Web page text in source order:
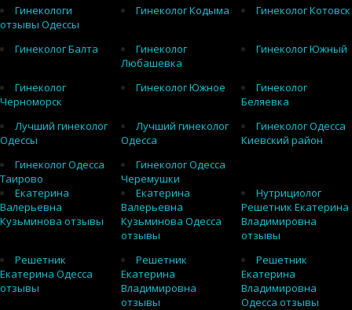
Гинекологи
отзывы Одессы
Гинеколог Кодыма Гинеколог Котовск
Гинеколог Балта
Гинеколог
Любашевка
Гинеколог Южный
Гинеколог
Черноморск
Гинеколог Южное
Гинеколог
Беляевка
Лучший гинеколог
Одессы
Лучший гинеколог
Одесса
Гинеколог Одесса
Киевский район
Гинеколог Одесса
Таирово
Гинеколог Одесса
Черемушки
Екатерина
Валерьевна
Кузьминова отзывы
Екатерина
Валерьевна
Кузьминова Одесса
отзывы
Нутрициолог
Решетник Екатерина
Владимировна
отзывы
Решетник
Екатерина Одесса
отзывы
Решетник
Екатерина
Владимировна
отзывы
Решетник
Екатерина
Владимировна
Одесса отзывы